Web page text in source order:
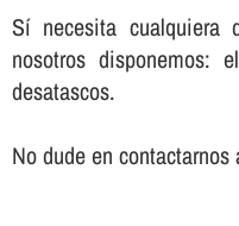
Sí necesita cualquiera
nosotros disponemos:
desatascos.
No dude en contactarnos